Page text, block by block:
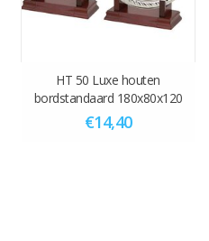
HT 50 Luxe houten
bordstandaard 180x80x120
mm
€14,40